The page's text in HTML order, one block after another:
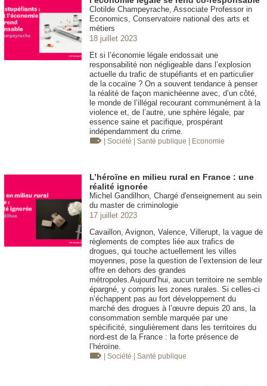
Clotilde Champeyrache, Associate Professor in
Economics, Conservatoire national des arts et
métiers
18 juillet 2023
Et si l’économie légale endossait une
responsabilité non négligeable dans l’explosion
actuelle du trafic de stupéfiants et en particulier
de la cocaïne ? On a souvent tendance à penser
la réalité de façon manichéenne avec, d’un côté,
le monde de l’illégal recourant communément à la
violence et, de l’autre, une sphère légale, par
essence saine et pacifique, prospérant
indépendamment du crime.
| Société | Santé publique | Economie
L’héroïne en milieu rural en France : une
réalité ignorée
Michel Gandilhon, Chargé d'enseignement au sein
du master de criminologie
17 juillet 2023
Cavaillon, Avignon, Valence, Villerupt, la vague de
règlements de comptes liée aux trafics de
drogues, qui touche actuellement les villes
moyennes, pose la question de l’extension de leur
offre en dehors des grandes
métropoles.Aujourd’hui, aucun territoire ne semble
épargné, y compris les zones rurales. Si celles-ci
n’échappent pas au fort développement du
marché des drogues à l’œuvre depuis 20 ans, la
consommation semble marquée par une
spécificité, singulièrement dans les territoires du
nord-est de la France : la forte présence de
l’héroïne.
| Société | Santé publique